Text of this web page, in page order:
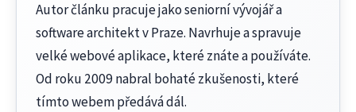
Autor článku pracuje jako seniorní vývojář a
software architekt v Praze. Navrhuje a spravuje
velké webové aplikace, které znáte a používáte.
Od roku 2009 nabral bohaté zkušenosti, které
tímto webem předává dál.